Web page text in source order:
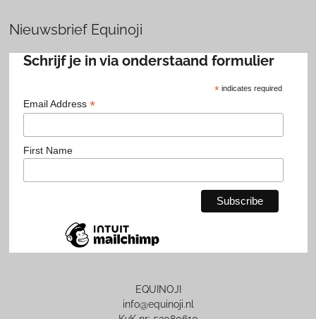
Nieuwsbrief Equinoji
Schrijf je in via onderstaand formulier
* indicates required
Email Address *
First Name
EQUINOJI
info@equinoji.nl